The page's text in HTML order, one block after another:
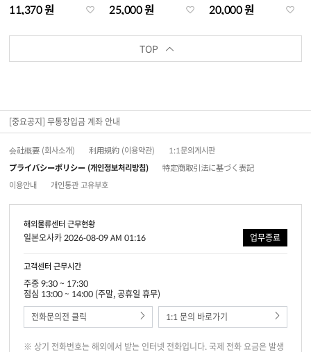
11,370 원 25,000 원 20,000 원
TOP
[중요공지] 무통장입금 계좌 안내
会社概要 (회사소개) 利用規約 (이용약관)
1:1문의게시판
プライバシーポリシー (개인정보처리방침)
特定商取引法に基づく表記
이용안내
개인통관 고유부호
해외물류센터 근무현황
일본오사카 2026-08-09 AM 01:16 업무종료
고객센터 근무시간
주중 9:30 ~ 17:30
점심 13:00 ~ 14:00 (주말, 공휴일 휴무)
전화문의전 클릭
1:1 문의 바로가기
※ 상기 전화번호는 해외에서 받는 인터넷 전화입니다. 국제 전화 요금은 발생